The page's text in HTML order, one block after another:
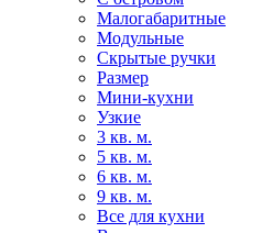
Малогабаритные
Модульные
Скрытые ручки
Размер
Мини-кухни
Узкие
3 кв. м.
5 кв. м.
6 кв. м.
9 кв. м.
Все для кухни